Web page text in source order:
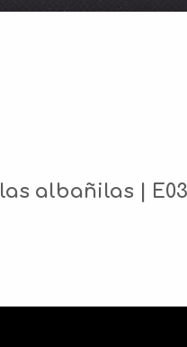
albañilas | E03